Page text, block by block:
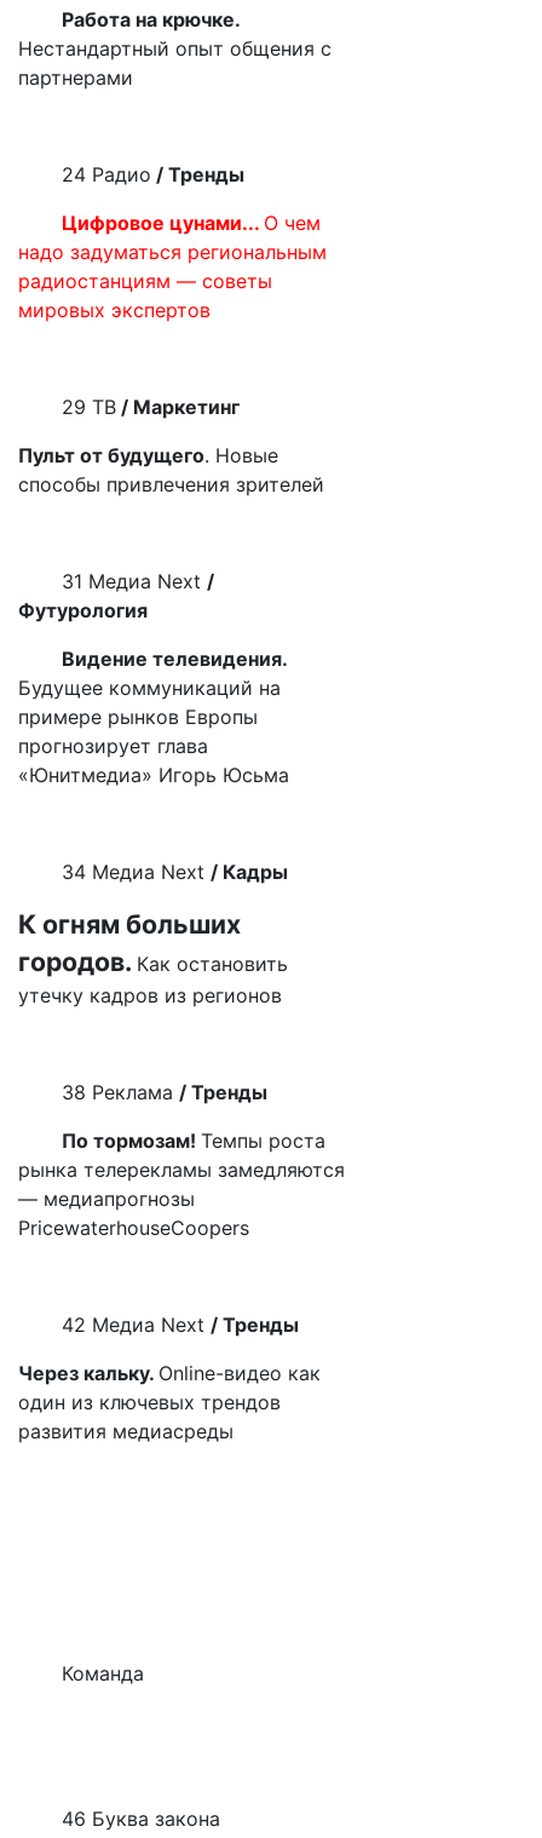
Работа на крючке.
Нестандартный опыт общения с
партнерами
24 Радио / Тренды
Цифровое цунами... О чем
надо задуматься региональным
радиостанциям — советы
мировых экспертов
29 ТВ / Маркетинг
Пульт от будущего. Новые
способы привлечения зрителей
31 Медиа Next /
Футурология
Видение телевидения.
Будущее коммуникаций на
примере рынков Европы
прогнозирует глава
«Юнитмедиа» Игорь Юсьма
34 Медиа Next / Кадры
К огням больших
городов. Как остановить
утечку кадров из регионов
38 Реклама / Тренды
По тормозам!Темпы роста
рынка телерекламы замедляются
— медиапрогнозы
PricewaterhouseCoopers
42 Медиа Next / Тренды
Через кальку. Online-видео как
один из ключевых трендов
развития медиасреды
Команда
46 Буква закона